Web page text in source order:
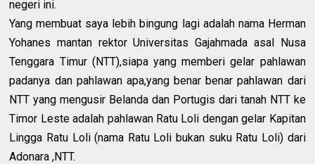
negeri ini.
Yang membuat saya lebih bingung lagi adalah nama Herman
Yohanes mantan rektor Universitas Gajahmada asal Nusa
Tenggara Timur (NTT),siapa yang memberi gelar pahlawan
padanya dan pahlawan apa,yang benar benar pahlawan dari
NTT yang mengusir Belanda dan Portugis dari tanah NTT ke
Timor Leste adalah pahlawan Ratu Loli dengan gelar Kapitan
Lingga Ratu Loli (nama Ratu Loli bukan suku Ratu Loli) dari
Adonara ,NTT.